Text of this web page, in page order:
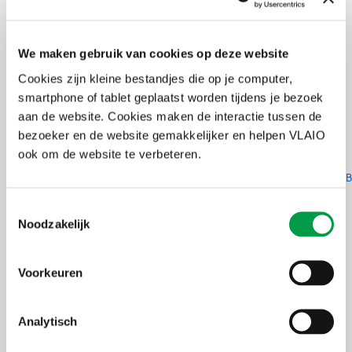
We maken gebruik van cookies op deze website
Cookies zijn kleine bestandjes die op je computer,
smartphone of tablet geplaatst worden tijdens je bezoek
aan de website. Cookies maken de interactie tussen de
bezoeker en de website gemakkelijker en helpen VLAIO
ook om de website te verbeteren.
Noodzakelijk
Voorkeuren
Analytisch
Het ontvangen van deze premie vormt een voorwaarde voor het
verkrijgen van de economische vrijstelling “stage in de
onderneming”. Deze vrijstelling bedraagt in principe 40% van de
als beroepskosten aftrekbare bezoldigingen voor de prestaties van
een lerende waarvoor de werkgever de premie kwalificerend
werkplekleren heeft verkregen.
Meer informatie kan je terugvinden op de
Aanvraagprocedure
aangeboden.
pagina www.vlaanderen.be/premie-kwalificerend-werkplekleren
>
Aanvraagprocedure